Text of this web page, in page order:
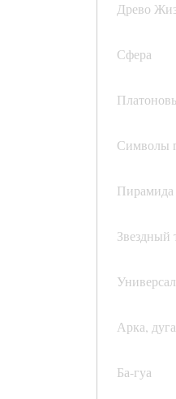
Древо
Сфера
Символы
Пирамида
Звездный
Арка, дуга
Ба-гуа